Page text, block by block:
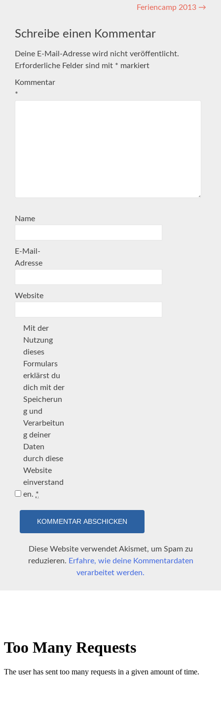
Feriencamp 2013 →
Schreibe einen Kommentar
Deine E-Mail-Adresse wird nicht veröffentlicht.
Erforderliche Felder sind mit * markiert
Kommentar
*
Name
E-Mail-
Adresse
Website
Mit der
Nutzung
dieses
Formulars
erklärst du
dich mit der
Speicherun
g und
Verarbeitun
g deiner
Daten
durch diese
Website
einverstand
en. *
Diese Website verwendet Akismet, um Spam zu
reduzieren. Erfahre, wie deine Kommentardaten
verarbeitet werden.